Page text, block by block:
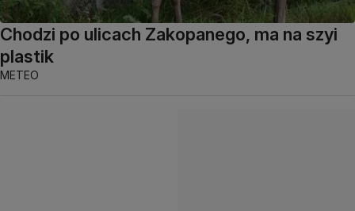
Chodzi po ulicach Zakopanego, ma na szyi
plastik
METEO